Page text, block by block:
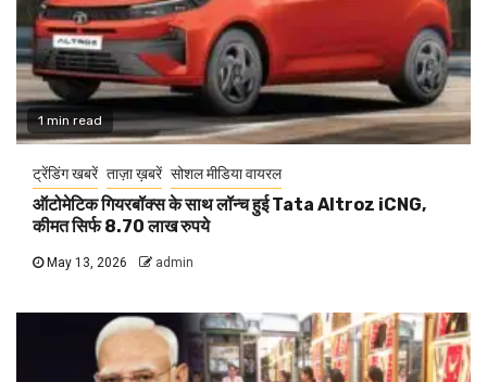
1 min read
ट्रेंडिंग खबरें ताज़ा ख़बरें सोशल मीडिया वायरल
ऑटोमेटिक गियरबॉक्स के साथ लॉन्च हुई Tata Altroz iCNG,
कीमत सिर्फ 8.70 लाख रुपये
May 13, 2026 admin